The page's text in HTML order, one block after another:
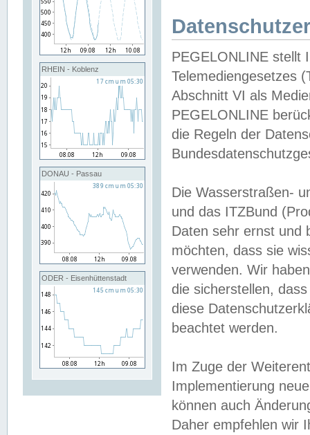
RHEIN - Koblenz
DONAU - Passau
ODER - Eisenhüttenstadt
PEGELONLINE stellt
Telemediengesetzes
Abschnitt VI als
PEGELONLINE
die Regeln der
Die Wasserstraßen-
und das ITZBund
Daten sehr ernst und
möchten, dass sie
verwenden. Wir
die sicherstellen,
diese
beachtet werden.
Im Zuge der
Implementierung
können auch
Daher empfehlen wir